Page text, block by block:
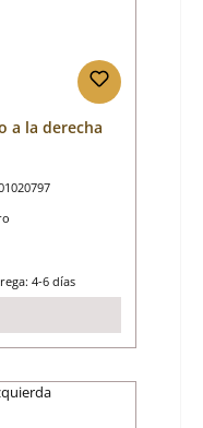
a la derecha
4-6 días